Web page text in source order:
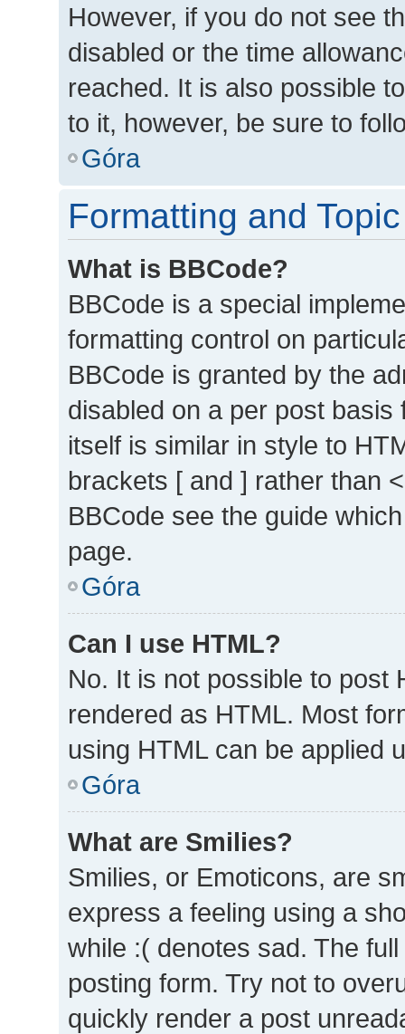
However, if you do not see
disabled or the time
reached. It is also possible
to it, however, be sure to
Góra
Formatting and
What is BBCode?
BBCode is a special
formatting control on
BBCode is granted by the
disabled on a per post
itself is similar in style to
brackets [ and ] rather than
BBCode see the guide
page.
Góra
Can I use HTML?
No. It is not possible to post
rendered as HTML. Most
using HTML can be applied
Góra
What are Smilies?
Smilies, or Emoticons, are
express a feeling using a
while :( denotes sad. The
posting form. Try not to
quickly render a post